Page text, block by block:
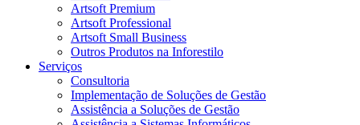
Artsoft Premium
Artsoft Professional
Artsoft Small Business
Outros Produtos na Inforestilo
Serviços
Consultoria
Implementação de Soluções de Gestão
Assistência a Soluções de Gestão